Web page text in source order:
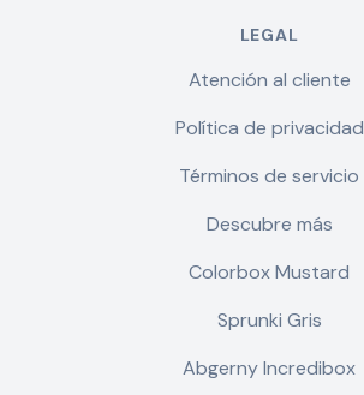
LEGAL
Atención al cliente
Política de privacidad
Términos de servicio
Descubre más
Colorbox Mustard
Sprunki Gris
Abgerny Incredibox